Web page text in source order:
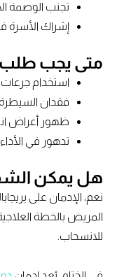
تجنب الوصمة
إشراك الأسرة
متى يجب طلب
استخدام جرعات
فقدان السيطرة
ظهور أعراض
تدهور في الأداء
هل يمكن
نعم، الإدمان على
المريض بالخطة
للانسحاب.